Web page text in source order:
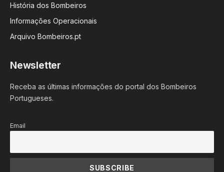
História dos Bombeiros
Informações Operacionais
Arquivo Bombeiros.pt
Newsletter
Receba as últimas informações do portal dos Bombeiros
Portugueses.
Email